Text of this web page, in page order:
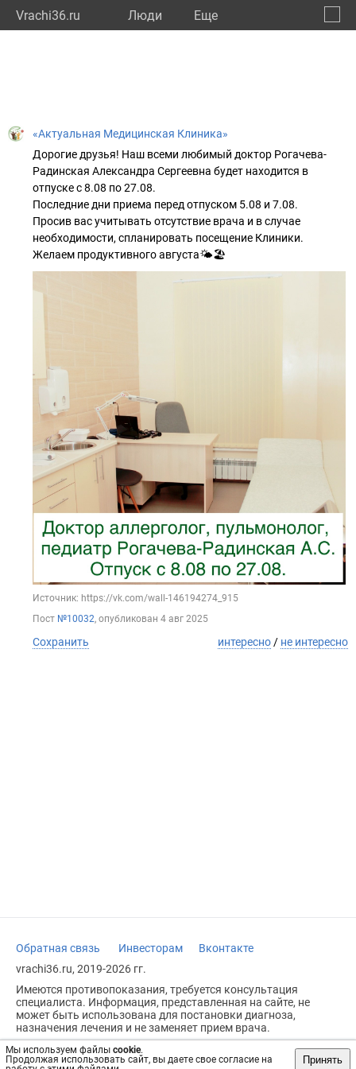
Vrachi36.ru Люди Eще
Мы используем файлы cookie.
Продолжая использовать сайт, вы даете свое согласие на
Принять
«Актуальная Медицинская Клиника»
Дорогие друзья! Наш всеми любимый доктор Рогачева-
Радинская Александра Сергеевна будет находится в
отпуске с 8.08 по 27.08.
Последние дни приема перед отпуском 5.08 и 7.08.
Просив вас учитывать отсутствие врача и в случае
необходимости, спланировать посещение Клиники.
Желаем продуктивного августа🌤️🏖️
Источник: https://vk.com/wall-146194274_915
Пост №10032, опубликован 4 авг 2025
Сохранить интересно / не интересно
Обратная связь Инвесторам
Вконтакте
vrachi36.ru, 2019-2026 гг.
Имеются противопоказания, требуется консультация
специалиста. Информация, представленная на сайте, не
может быть использована для постановки диагноза,
назначения лечения и не заменяет прием врача.
Возрастное ограничение: 18+